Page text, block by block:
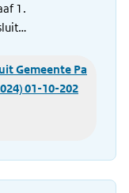
1.
Gemeente Pa
01-10-202